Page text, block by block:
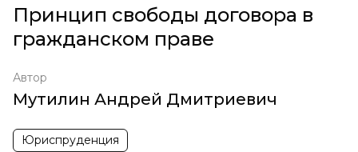
Принцип свободы договора в
гражданском праве
Автор
Мутилин Андрей Дмитриевич
Юриспруденция